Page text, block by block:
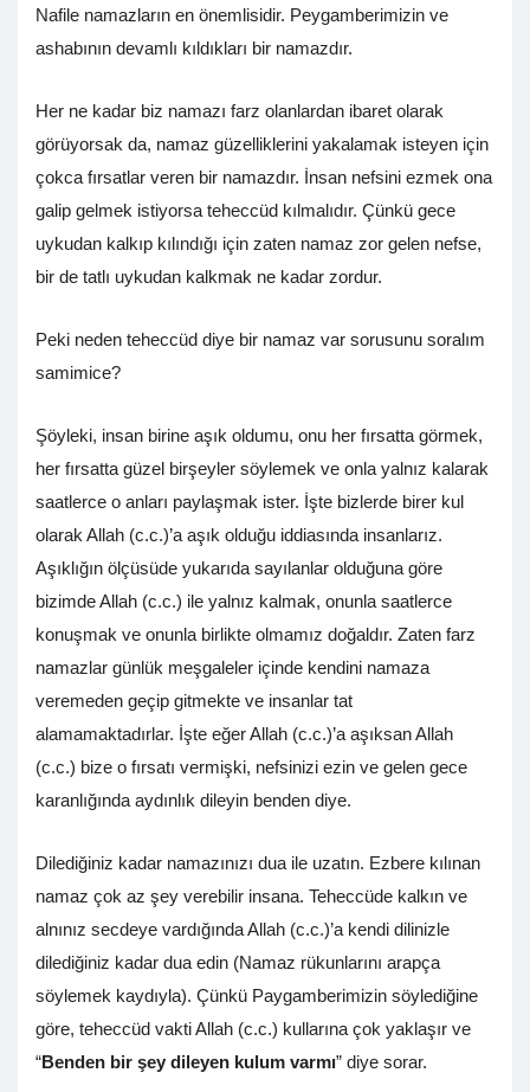
Nafile namazların en önemlisidir. Peygamberimizin ve
ashabının devamlı kıldıkları bir namazdır.
Her ne kadar biz namazı farz olanlardan ibaret olarak
görüyorsak da, namaz güzelliklerini yakalamak isteyen için
çokca fırsatlar veren bir namazdır. İnsan nefsini ezmek ona
galip gelmek istiyorsa teheccüd kılmalıdır. Çünkü gece
uykudan kalkıp kılındığı için zaten namaz zor gelen nefse,
bir de tatlı uykudan kalkmak ne kadar zordur.
Peki neden teheccüd diye bir namaz var sorusunu soralım
samimice?
Şöyleki, insan birine aşık oldumu, onu her fırsatta görmek,
her fırsatta güzel birşeyler söylemek ve onla yalnız kalarak
saatlerce o anları paylaşmak ister. İşte bizlerde birer kul
olarak Allah (c.c.)’a aşık olduğu iddiasında insanlarız.
Aşıklığın ölçüsüde yukarıda sayılanlar olduğuna göre
bizimde Allah (c.c.) ile yalnız kalmak, onunla saatlerce
konuşmak ve onunla birlikte olmamız doğaldır. Zaten farz
namazlar günlük meşgaleler içinde kendini namaza
veremeden geçip gitmekte ve insanlar tat
alamamaktadırlar. İşte eğer Allah (c.c.)’a aşıksan Allah
(c.c.) bize o fırsatı vermişki, nefsinizi ezin ve gelen gece
karanlığında aydınlık dileyin benden diye.
Dilediğiniz kadar namazınızı dua ile uzatın. Ezbere kılınan
namaz çok az şey verebilir insana. Teheccüde kalkın ve
alnınız secdeye vardığında Allah (c.c.)’a kendi dilinizle
dilediğiniz kadar dua edin (Namaz rükunlarını arapça
söylemek kaydıyla). Çünkü Paygamberimizin söylediğine
göre, teheccüd vakti Allah (c.c.) kullarına çok yaklaşır ve
“Benden bir şey dileyen kulum varmı” diye sorar.